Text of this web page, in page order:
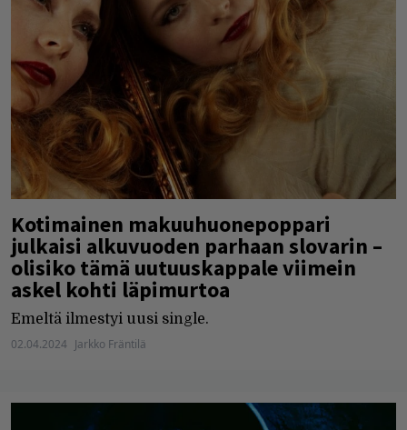
Kotimainen makuuhuonepoppari
julkaisi alkuvuoden parhaan slovarin –
olisiko tämä uutuuskappale viimein
askel kohti läpimurtoa
Emeltä ilmestyi uusi single.
02.04.2024 Jarkko Fräntilä